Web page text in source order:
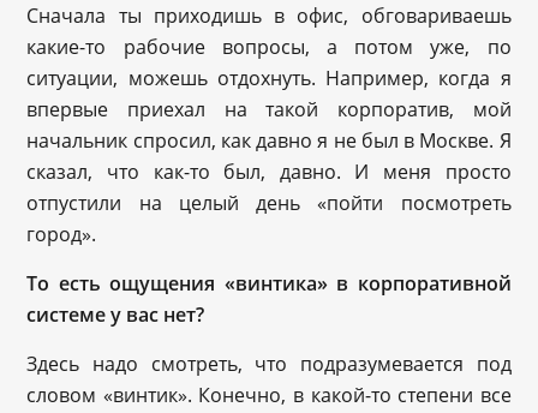
Сначала ты приходишь в офис, обговариваешь
какие-то рабочие вопросы, а потом уже, по
ситуации, можешь отдохнуть. Например, когда я
впервые приехал на такой корпоратив, мой
начальник спросил, как давно я не был в Москве. Я
сказал, что как-то был, давно. И меня просто
отпустили на целый день «пойти посмотреть
город».
То есть ощущения «винтика» в корпоративной
системе у вас нет?
Здесь надо смотреть, что подразумевается под
словом «винтик». Конечно, в какой-то степени все